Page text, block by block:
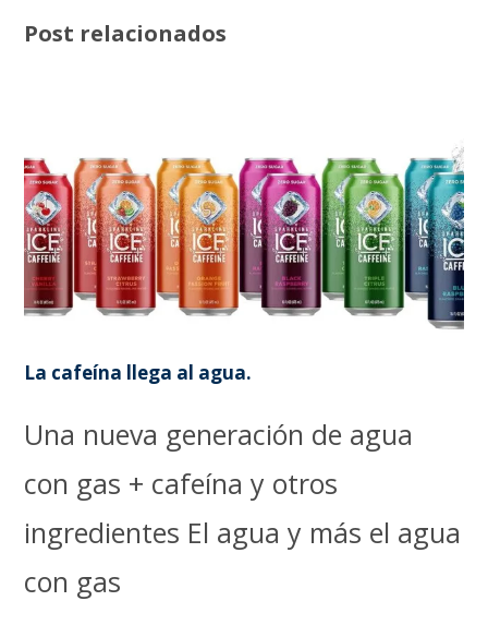
Post relacionados
La cafeína llega al agua.
Una nueva generación de agua
con gas + cafeína y otros
ingredientes El agua y más el agua
con gas